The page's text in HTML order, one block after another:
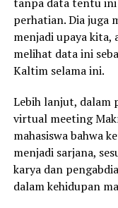
perhatian. Dia juga
menjadi upaya
melihat data ini
Kaltim selama ini.
Lebih lanjut, dalam
virtual meeting
mahasiswa bahwa
menjadi sarjana,
karya dan
dalam kehidupan